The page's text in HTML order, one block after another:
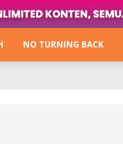
Hijabista
Next Level
NO TURNING BACK